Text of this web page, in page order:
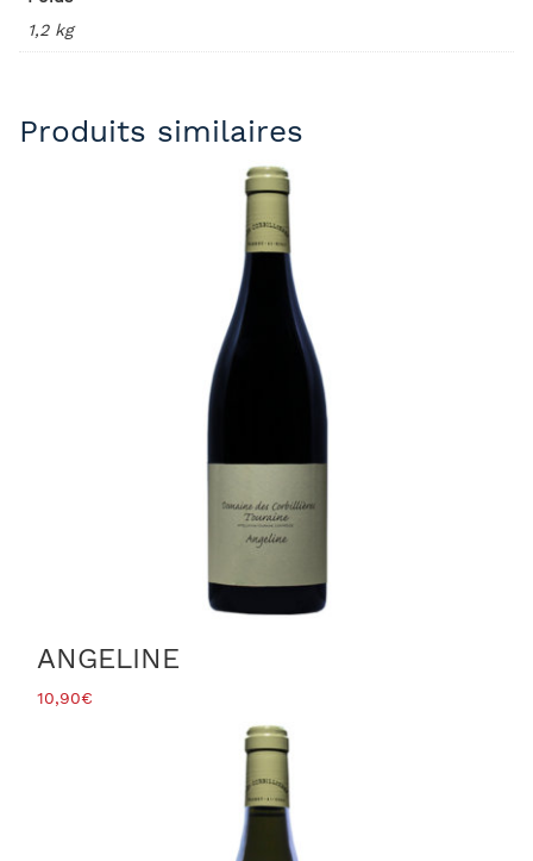
1,2 kg
Produits similaires
ANGELINE
10,90€